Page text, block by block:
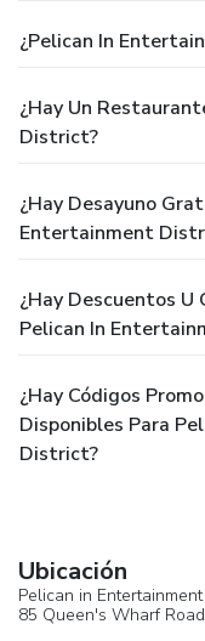
¿Pelican In
¿Hay Un
District?
¿Hay Desayuno
Entertainment
¿Hay Descuentos U
Pelican In
¿Hay Códigos
Disponibles Para
District?
Ubicación
Pelican in
85 Queen's Wharf